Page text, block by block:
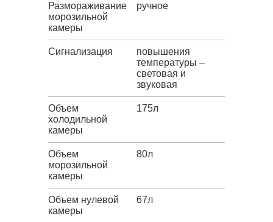
Размораживание
морозильной
камеры
ручное
Сигнализация
повышения
температуры –
световая и
звуковая
Объем
холодильной
камеры
175л
Объем
морозильной
камеры
80л
Объем нулевой
камеры
67л